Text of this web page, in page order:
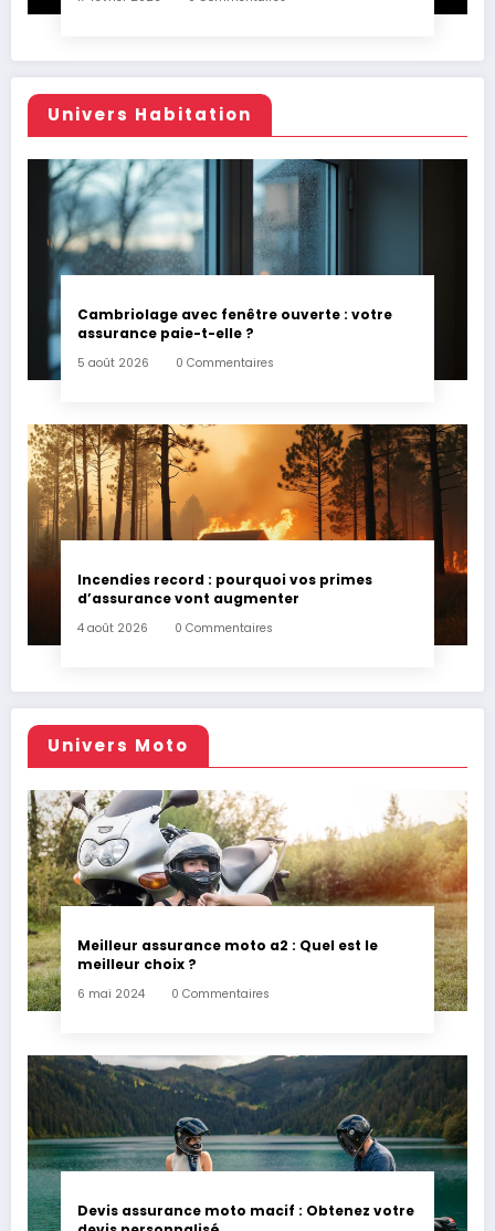
Univers Habitation
Cambriolage avec fenêtre ouverte : votre
assurance paie-t-elle ?
5 août 2026 0 Commentaires
Incendies record : pourquoi vos primes
d’assurance vont augmenter
4 août 2026 0 Commentaires
Univers Moto
Meilleur assurance moto a2 : Quel est le
meilleur choix ?
6 mai 2024 0 Commentaires
Devis assurance moto macif : Obtenez votre